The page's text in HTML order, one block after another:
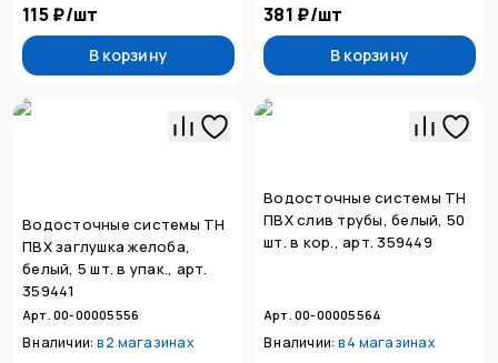
115 ₽/шт
В корзину
381 ₽/шт
В корзину
Водосточные системы ТН
ПВХ заглушка желоба,
белый, 5 шт. в упак., арт.
359441
Арт. 00-00005556
В наличии: в2 магазинах
Водосточные системы ТН
ПВХ слив трубы, белый, 50
шт. в кор., арт. 359449
Арт. 00-00005564
В наличии: в4 магазинах